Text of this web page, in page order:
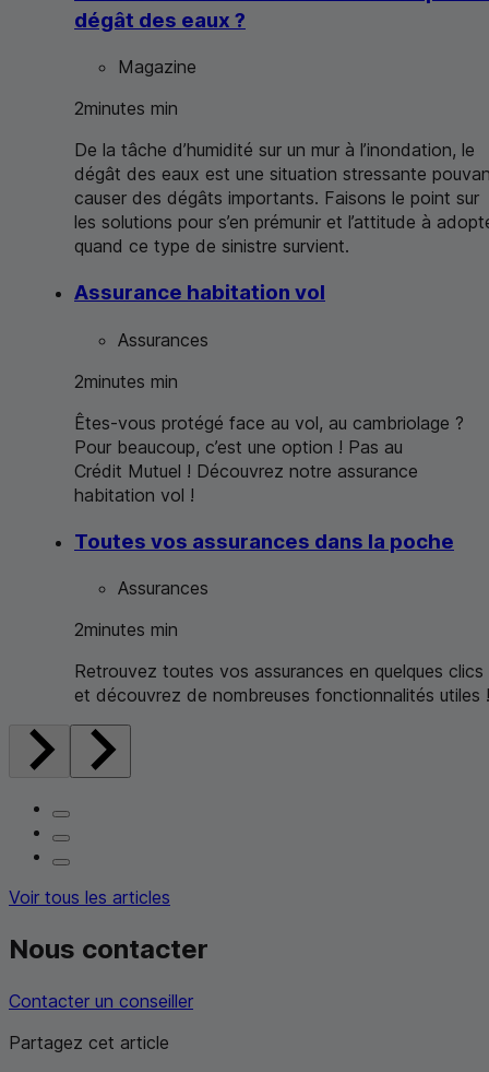
dégât des eaux ?
Magazine
2minutes min
De la tâche d’humidité sur un mur à l’inondation, le
dégât des eaux est une situation stressante
causer des dégâts importants. Faisons le point sur
les solutions pour s’en prémunir et l’attitude à
quand ce type de sinistre survient.
Assurance habitation vol
Assurances
2minutes min
Êtes-vous protégé face au vol, au cambriolage ?
Pour beaucoup, c’est une option ! Pas au
Crédit Mutuel ! Découvrez notre assurance
habitation vol !
Toutes vos assurances dans la poche
Assurances
2minutes min
Retrouvez toutes vos assurances en quelques clics
et découvrez de nombreuses fonctionnalités utiles !
Voir tous les articles
Nous contacter
Contacter un conseiller
Partagez cet article